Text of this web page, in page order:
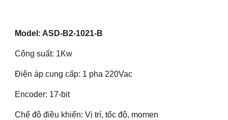
Model: ASD-B2-1021-B
Công suất: 1Kw
Điện áp cung cấp: 1 pha 220Vac
Encoder: 17-bit
Chế độ điều khiển: Vị trí, tốc độ, momen